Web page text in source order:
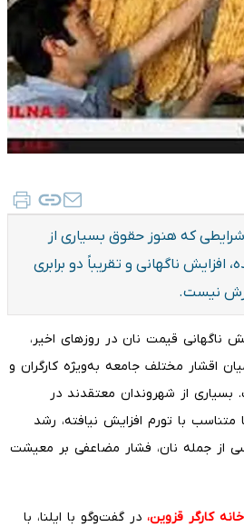
که هنوز حقوق بسیاری از
ناگهانی و تقریباً دو برابری
نیست.
ناگهانی قیمت نان در روزهای اخیر،
اقشار مختلف جامعه به‌ویژه کارگران و
بسیاری از شهروندان معتقدند در
با تورم افزایش نیافته، رشد
از جمله نان، فشار مضاعفی بر معیشت
کارگر قزوین، در گفت‌وگو با ایلنا، با